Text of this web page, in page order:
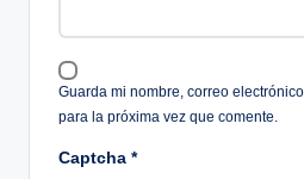
Guarda mi nombre, correo
para la próxima vez que comente.
Captcha *